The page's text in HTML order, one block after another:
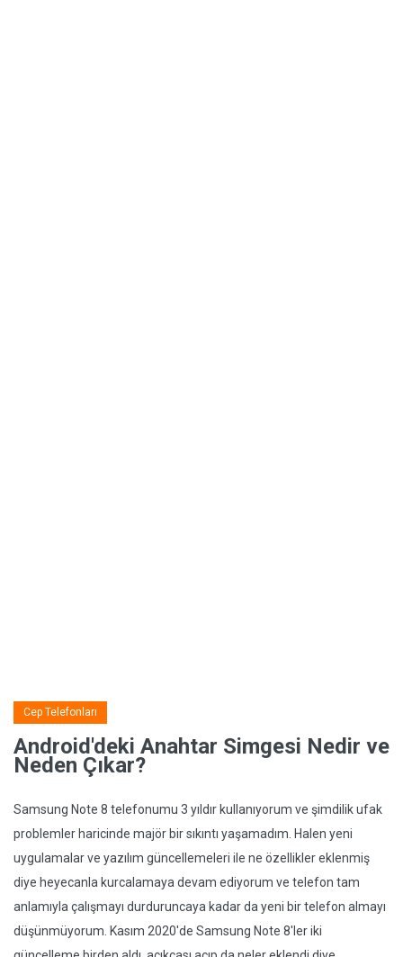
Cep Telefonları
Android'deki Anahtar Simgesi Nedir ve
Neden Çıkar?
Samsung Note 8 telefonumu 3 yıldır kullanıyorum ve şimdilik ufak
problemler haricinde majör bir sıkıntı yaşamadım. Halen yeni
uygulamalar ve yazılım güncellemeleri ile ne özellikler eklenmiş
diye heyecanla kurcalamaya devam ediyorum ve telefon tam
anlamıyla çalışmayı durduruncaya kadar da yeni bir telefon almayı
düşünmüyorum. Kasım 2020'de Samsung Note 8'ler iki